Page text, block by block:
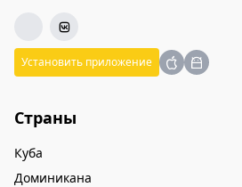
Установить приложение
Страны
Куба
Доминикана